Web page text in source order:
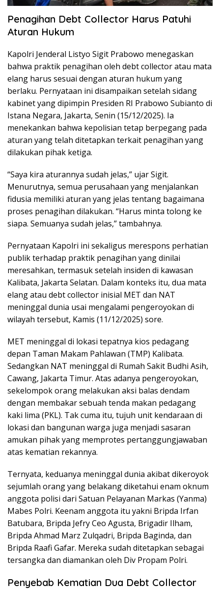
Penagihan Debt Collector Harus Patuhi
Aturan Hukum
Kapolri Jenderal Listyo Sigit Prabowo menegaskan
bahwa praktik penagihan oleh debt collector atau mata
elang harus sesuai dengan aturan hukum yang
berlaku. Pernyataan ini disampaikan setelah sidang
kabinet yang dipimpin Presiden RI Prabowo Subianto di
Istana Negara, Jakarta, Senin (15/12/2025). Ia
menekankan bahwa kepolisian tetap berpegang pada
aturan yang telah ditetapkan terkait penagihan yang
dilakukan pihak ketiga.
“Saya kira aturannya sudah jelas,” ujar Sigit.
Menurutnya, semua perusahaan yang menjalankan
fidusia memiliki aturan yang jelas tentang bagaimana
proses penagihan dilakukan. “Harus minta tolong ke
siapa. Semuanya sudah jelas,” tambahnya.
Pernyataan Kapolri ini sekaligus merespons perhatian
publik terhadap praktik penagihan yang dinilai
meresahkan, termasuk setelah insiden di kawasan
Kalibata, Jakarta Selatan. Dalam konteks itu, dua mata
elang atau debt collector inisial MET dan NAT
meninggal dunia usai mengalami pengeroyokan di
wilayah tersebut, Kamis (11/12/2025) sore.
MET meninggal di lokasi tepatnya kios pedagang
depan Taman Makam Pahlawan (TMP) Kalibata.
Sedangkan NAT meninggal di Rumah Sakit Budhi Asih,
Cawang, Jakarta Timur. Atas adanya pengeroyokan,
sekelompok orang melakukan aksi balas dendam
dengan membakar sebuah tenda makan pedagang
kaki lima (PKL). Tak cuma itu, tujuh unit kendaraan di
lokasi dan bangunan warga juga menjadi sasaran
amukan pihak yang memprotes pertanggungjawaban
atas kematian rekannya.
Ternyata, keduanya meninggal dunia akibat dikeroyok
sejumlah orang yang belakang diketahui enam oknum
anggota polisi dari Satuan Pelayanan Markas (Yanma)
Mabes Polri. Keenam anggota itu yakni Bripda Irfan
Batubara, Bripda Jefry Ceo Agusta, Brigadir Ilham,
Bripda Ahmad Marz Zulqadri, Bripda Baginda, dan
Bripda Raafi Gafar. Mereka sudah ditetapkan sebagai
tersangka dan diamankan oleh Div Propam Polri.
Penyebab Kematian Dua Debt Collector